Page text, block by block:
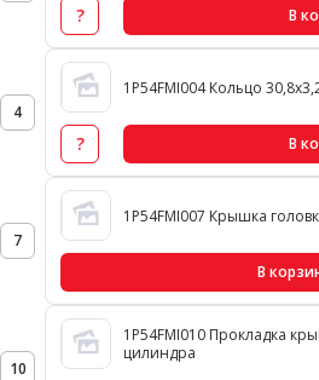
? В
4
1P54FMI004 Кольцо
? В
7
1P54FMI007 Крышка
В
10
1P54FMI010 Прокладка
цилиндра